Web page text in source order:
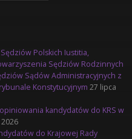
Polskich Iustitia,
Sędziów Rodzinnych
Sądów Administracyjnych z
Konstytucyjnym 27 lipca
kandydatów do KRS w
do Krajowej Rady